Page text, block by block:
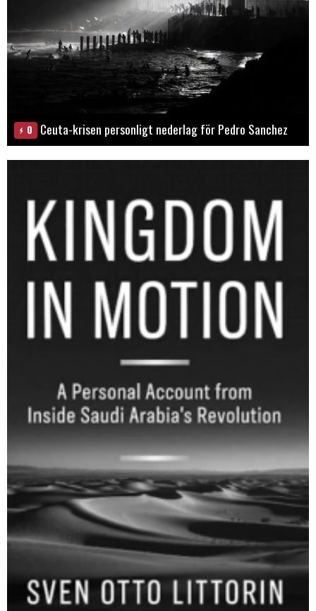
0 Ceuta-krisen personligt nederlag för Pedro Sanchez